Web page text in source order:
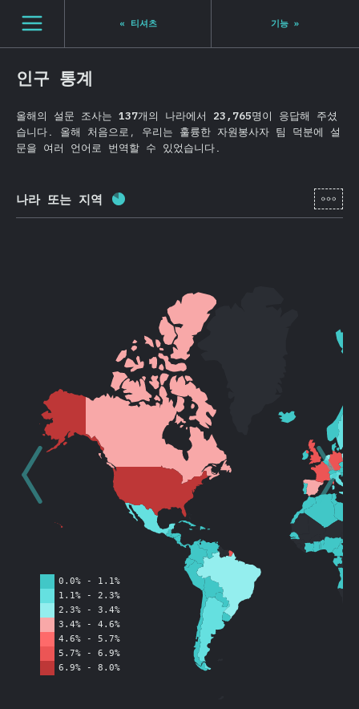
[ko-KR] general.open_nav
« 티셔츠 기능 »
인구 통계
올해의 설문 조사는 137개의 나라에서 23,765명이 응답해 주셨
습니다. 올해 처음으로, 우리는 훌륭한 자원봉사자 팀 덕분에 설
문을 여러 언어로 번역할 수 있었습니다.
나라 또는 지역 완료율: [ko-